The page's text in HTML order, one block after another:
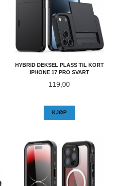
HYBRID DEKSEL PLASS TIL KORT
IPHONE 17 PRO SVART
Pris
119,00
KJØP